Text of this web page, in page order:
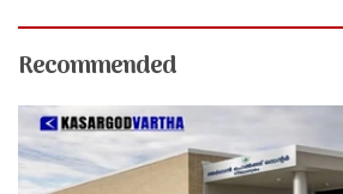
Recommended